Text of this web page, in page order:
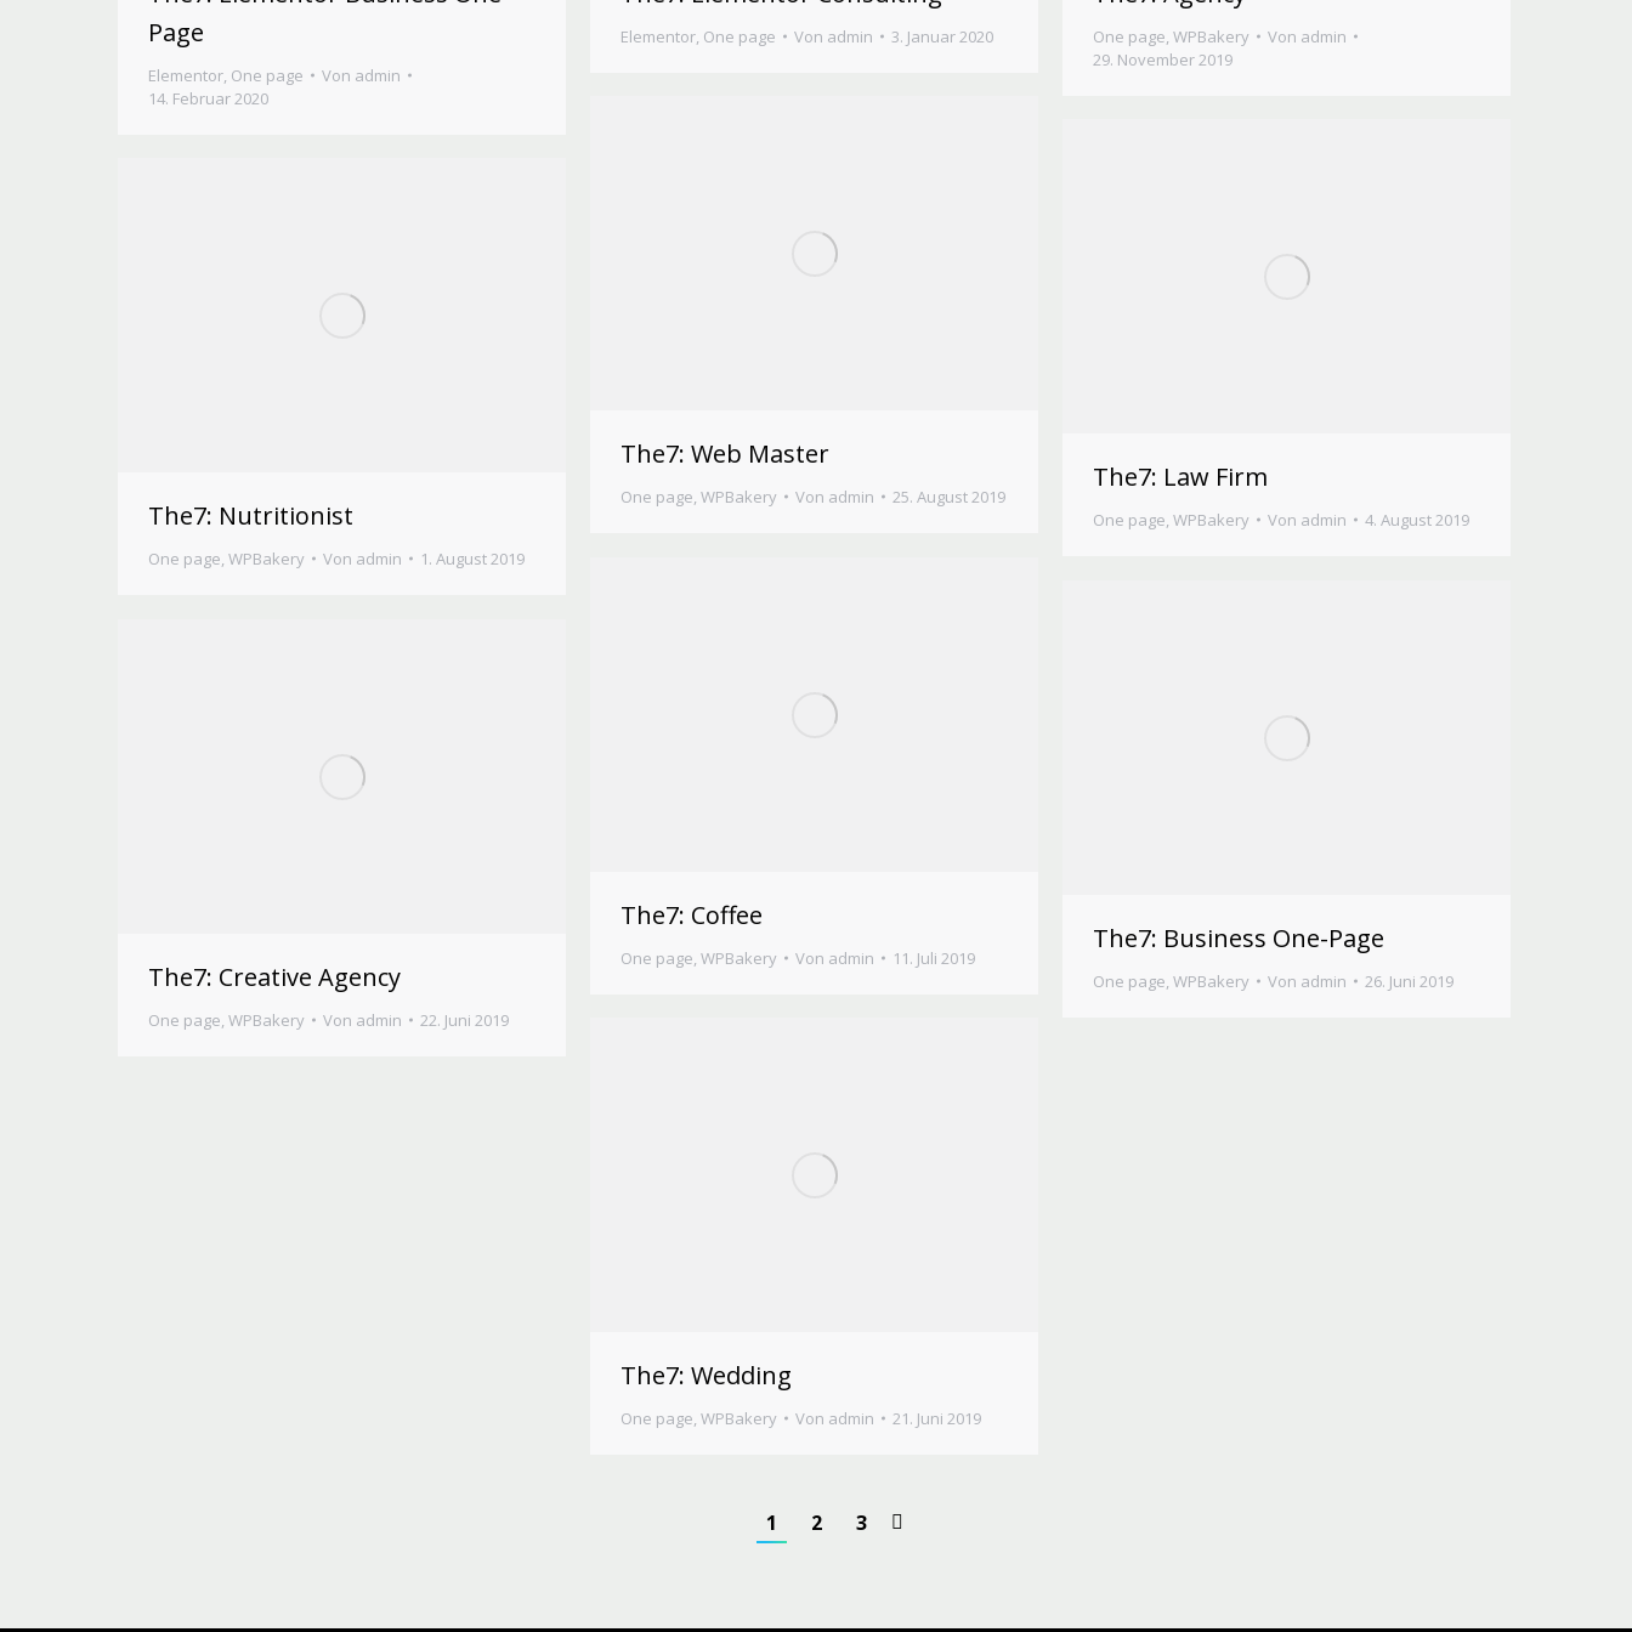
Page
Elementor, One page Von admin
14. Februar 2020
Elementor, One page Von admin 3. Januar 2020 One page, WPBakery Von admin
29. November 2019
The7: Web Master
One page, WPBakery Von admin 25. August 2019
The7: Law Firm
One page, WPBakery Von admin 4. August 2019
The7: Nutritionist
One page, WPBakery Von admin 1. August 2019
The7: Coffee
One page, WPBakery Von admin 11. Juli 2019
The7: Business One-Page
One page, WPBakery Von admin 26. Juni 2019
The7: Creative Agency
One page, WPBakery Von admin 22. Juni 2019
The7: Wedding
One page, WPBakery Von admin 21. Juni 2019
1 2 3